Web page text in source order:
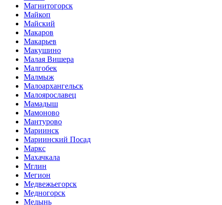
Магнитогорск
Майкоп
Майский
Макаров
Макарьев
Макушино
Малая Вишера
Малгобек
Малмыж
Малоархангельск
Малоярославец
Мамадыш
Мамоново
Мантурово
Мариинск
Мариинский Посад
Маркс
Махачкала
Мглин
Мегион
Медвежьегорск
Медногорск
Медынь